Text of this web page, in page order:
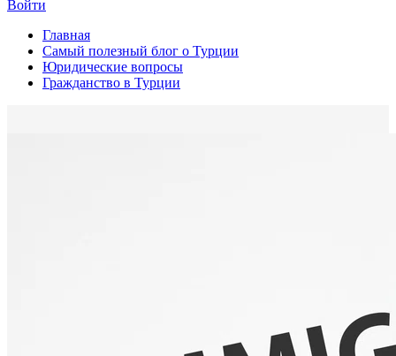
Войти
Главная
Самый полезный блог о Турции
Юридические вопросы
Гражданство в Турции